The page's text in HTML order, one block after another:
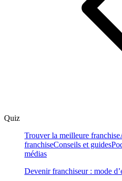
Quiz
Trouver la meilleure franchise
franchiseConseils et guides
médias
Devenir franchiseur : mode